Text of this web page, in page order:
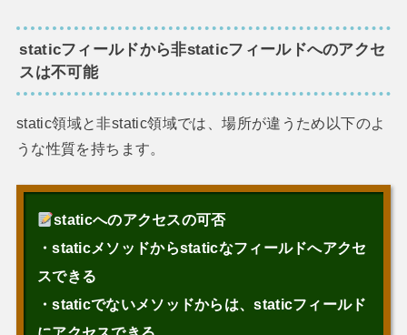
staticフィールドから非staticフィールドへのアクセ
スは不可能
static領域と非static領域では、場所が違うため以下のよ
うな性質を持ちます。
staticへのアクセスの可否
・staticメソッドからstaticなフィールドへアクセ
スできる
・staticでないメソッドからは、staticフィールド